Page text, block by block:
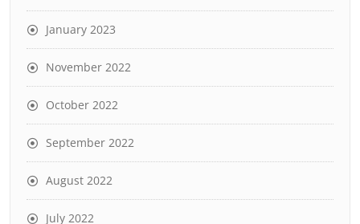
January 2023
November 2022
October 2022
September 2022
August 2022
July 2022